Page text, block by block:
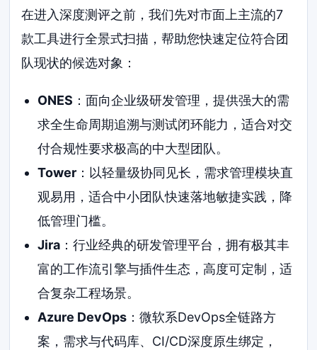
在进入深度测评之前，我们先对市面上主流的7
款工具进行全景式扫描，帮助您快速定位符合团
队现状的候选对象：
ONES ：面向企业级研发管理，提供强大的需
求全生命周期追溯与测试闭环能力，适合对交
付合规性要求极高的中大型团队。
Tower：以轻量级协同见长，需求管理模块直
观易用，适合中小团队快速落地敏捷实践，降
低管理门槛。
Jira：行业经典的研发管理平台，拥有极其丰
富的工作流引擎与插件生态，高度可定制，适
合复杂工程场景。
Azure DevOps：微软系DevOps全链路方
案，需求与代码库、CI/CD深度原生绑定，